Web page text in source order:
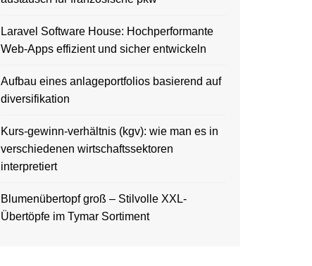
Laravel Software House: Hochperformante
Web-Apps effizient und sicher entwickeln
Aufbau eines anlageportfolios basierend auf
diversifikation
Kurs-gewinn-verhältnis (kgv): wie man es in
verschiedenen wirtschaftssektoren
interpretiert
Blumenübertopf groß – Stilvolle XXL-
Übertöpfe im Tymar Sortiment